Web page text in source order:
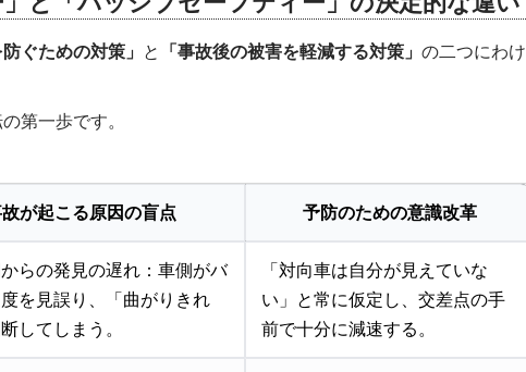
防ぐための対策」 と 「事故後の被害を軽減する対策」の二つにわけ
第一歩です。
が起こる原因の盲点 予防のための意識改革
らの発見の遅れ：車側がバ
を見誤り、「曲がりきれ
してしまう。
「対向車は自分が見えていな
い」と常に仮定し、交差点の手
前で十分に減速する。